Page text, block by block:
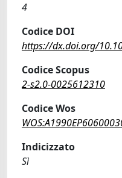
4
Codice DOI
https://dx.doi.org/
Codice Scopus
2-s2.0-0025612310
Codice Wos
Indicizzato
Sì